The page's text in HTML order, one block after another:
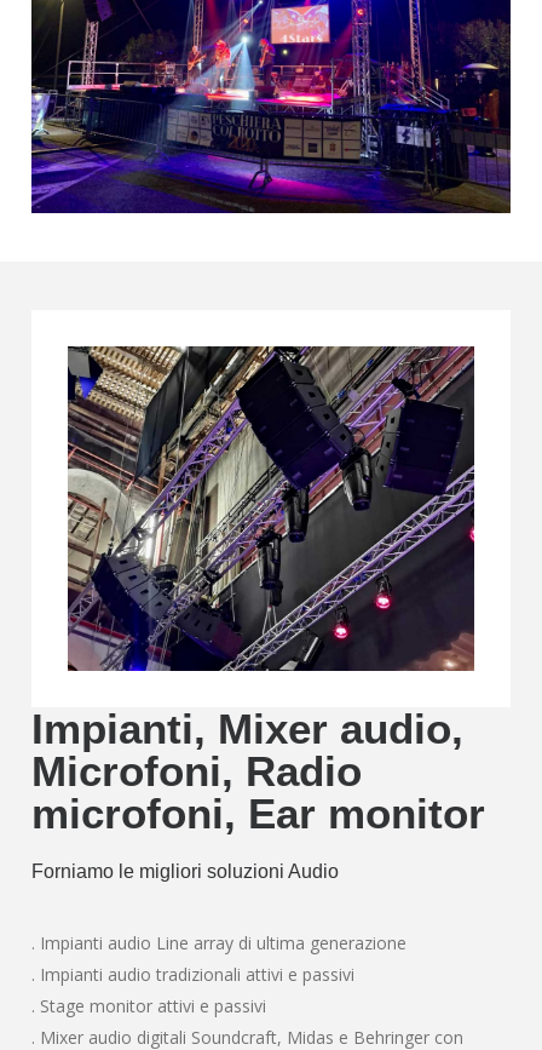
Impianti, Mixer audio,
Microfoni, Radio
microfoni, Ear monitor
Forniamo le migliori soluzioni Audio
. Impianti audio Line array di ultima generazione
. Impianti audio tradizionali attivi e passivi
. Stage monitor attivi e passivi
. Mixer audio digitali Soundcraft, Midas e Behringer con